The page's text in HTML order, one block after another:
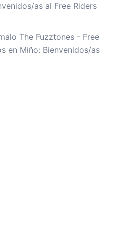
as al Free Riders
The Fuzztones - Free
en Miño: Bienvenidos/as